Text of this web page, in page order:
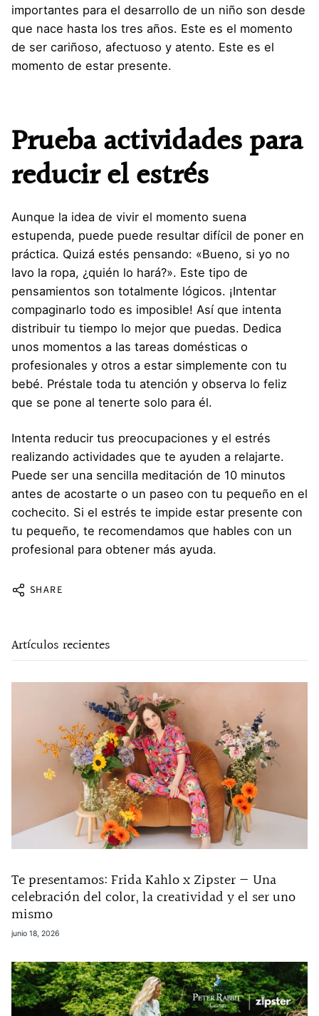
importantes para el desarrollo de un niño son desde
que nace hasta los tres años. Este es el momento
de ser cariñoso, afectuoso y atento. Este es el
momento de estar presente.
Prueba actividades para
reducir el estrés
Aunque la idea de vivir el momento suena
estupenda, puede puede resultar difícil de poner en
práctica. Quizá estés pensando: «Bueno, si yo no
lavo la ropa, ¿quién lo hará?». Este tipo de
pensamientos son totalmente lógicos. ¡Intentar
compaginarlo todo es imposible! Así que intenta
distribuir tu tiempo lo mejor que puedas. Dedica
unos momentos a las tareas domésticas o
profesionales y otros a estar simplemente con tu
bebé. Préstale toda tu atención y observa lo feliz
que se pone al tenerte solo para él.
Intenta reducir tus preocupaciones y el estrés
realizando actividades que te ayuden a relajarte.
Puede ser una sencilla meditación de 10 minutos
antes de acostarte o un paseo con tu pequeño en el
cochecito. Si el estrés te impide estar presente con
tu pequeño, te recomendamos que hables con un
profesional para obtener más ayuda.
SHARE
Artículos recientes
Te presentamos: Frida Kahlo x Zipster — Una
celebración del color, la creatividad y el ser uno
mismo
junio 18, 2026